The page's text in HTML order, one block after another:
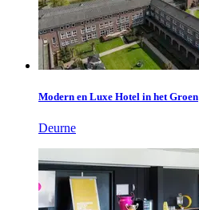
Modern en Luxe Hotel in het Groen
Deurne